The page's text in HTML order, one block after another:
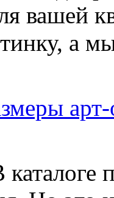
вашей
а